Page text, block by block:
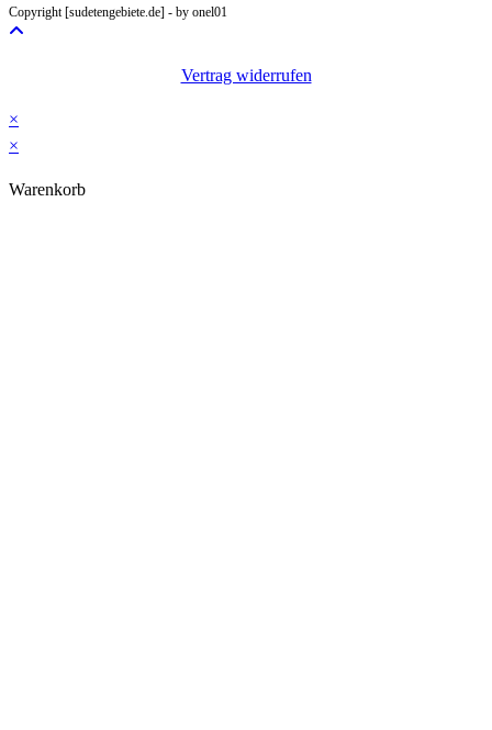
Copyright [sudetengebiete.de] - by onel01
Vertrag widerrufen
×
×
Warenkorb